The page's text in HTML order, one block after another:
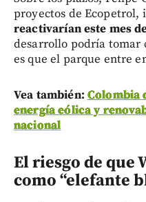
proyectos de Ecopetrol,
reactivarían este mes
desarrollo podría tomar
es que el parque entre
Vea también: Colombia
energía eólica y
nacional
El riesgo de que
como “elefante